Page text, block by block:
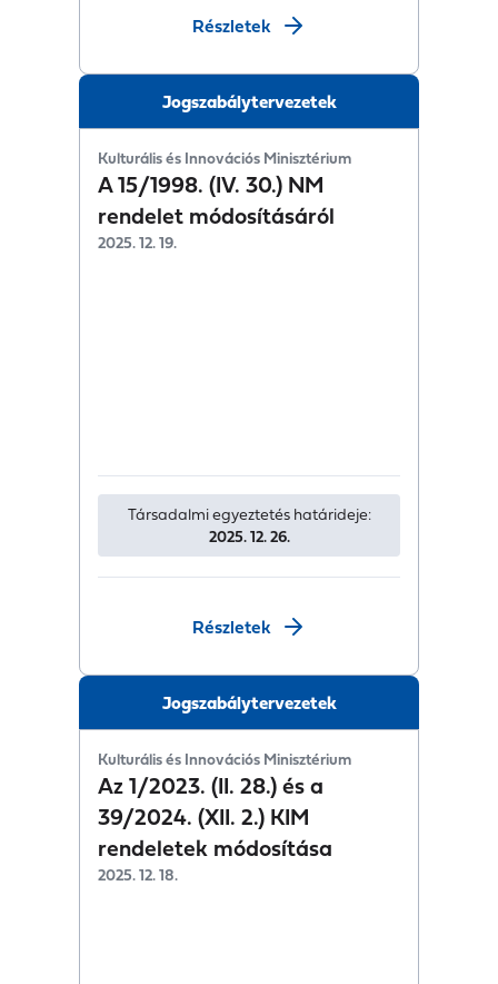
Részletek
Jogszabálytervezetek
Kulturális és Innovációs Minisztérium
A 15/1998. (IV. 30.) NM
rendelet módosításáról
2025. 12. 19.
Társadalmi egyeztetés határideje:
2025. 12. 26.
Részletek
Jogszabálytervezetek
Kulturális és Innovációs Minisztérium
Az 1/2023. (II. 28.) és a
39/2024. (XII. 2.) KIM
rendeletek módosítása
2025. 12. 18.